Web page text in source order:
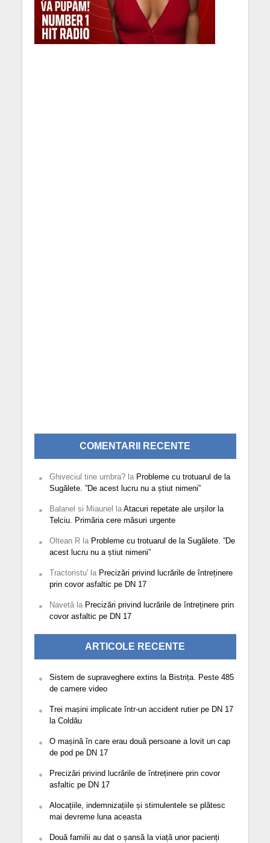
COMENTARII RECENTE
Ghiveciul tine umbra?la Probleme cu trotuarul de la
Sugălete. ”De acest lucru nu a știut nimeni”
Balanel si Miaunel la Atacuri repetate ale urșilor la
Telciu. Primăria cere măsuri urgente
Oltean Rla Probleme cu trotuarul de la Sugălete. ”De
acest lucru nu a știut nimeni”
Tractoristu'la Precizări privind lucrările de întreținere
prin covor asfaltic pe DN 17
Navetăla Precizări privind lucrările de întreținere prin
covor asfaltic pe DN 17
ARTICOLE RECENTE
Sistem de supraveghere extins la Bistrița. Peste 485
de camere video
Trei mașini implicate într-un accident rutier pe DN 17
la Coldău
O mașină în care erau două persoane a lovit un cap
de pod pe DN 17
Precizări privind lucrările de întreținere prin covor
asfaltic pe DN 17
Alocațiile, indemnizațiile și stimulentele se plătesc
mai devreme luna aceasta
Două familii au dat o șansă la viață unor pacienți